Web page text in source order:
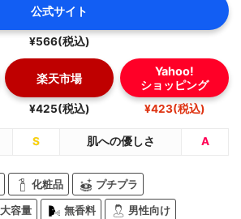
公式サイト
¥566(税込)
楽天市場
¥425(税込)
Yahoo!
ショッピング
¥423(税込)
S 肌への優しさ A
化粧品 プチプラ
大容量 無香料 男性向け